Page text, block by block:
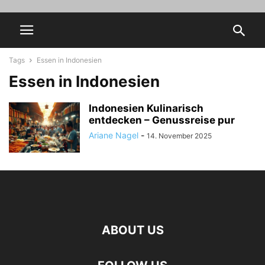
Tags Essen in Indonesien
Essen in Indonesien
Indonesien Kulinarisch
entdecken – Genussreise pur
Ariane Nagel - 14. November 2025
ABOUT US